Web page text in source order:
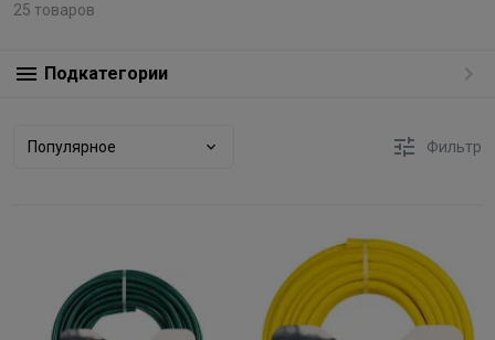
25 товаров
Подкатегории
Популярное Фильтр